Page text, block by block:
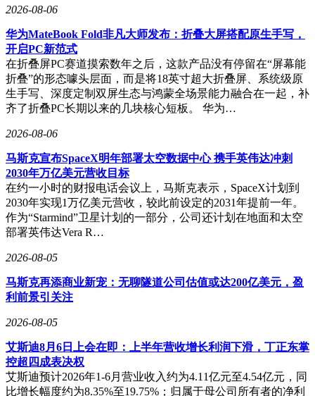
2026-08-06
华为MateBook Fold非凡大师发布：折叠大屏搭配原生手写，
开启PC新范式
在折叠屏PC赛道摸索数年之后，这款产品没有停留在“屏幕能
折叠”的形态噱头层面，而是将18英寸超大折叠屏、系统级原
生手写、深度定制双屏生态与鸿蒙全场景能力融合在一起，补
齐了折叠PC长期以来的几块核心短板。 华为…
2026-08-06
马斯克宣布SpaceX明年部署太空数据中心 携手英伟达冲刺
2030年万亿美元营收目标
在约一小时的财报电话会议上，马斯克表示，SpaceX计划到
2030年实现1万亿美元营收，较此前设定的2031年提前一年。
作为“Starmind”卫星计划的一部分，公司还计划在地面和太空
部署英伟达Vera R…
2026-08-05
马斯克再添商业新宠：无聊隧道公司估值或达200亿美元，盈
利前景引关注
2026-08-05
艾斯迪8月6日上会在即：上半年营收增长利润下滑，丁正东掌
控超四成表决权
艾斯迪预计2026年1-6月营业收入约为4.11亿元至4.54亿元，同
比增长幅度约为8.35%至19.75%；归属于母公司所有者的净利